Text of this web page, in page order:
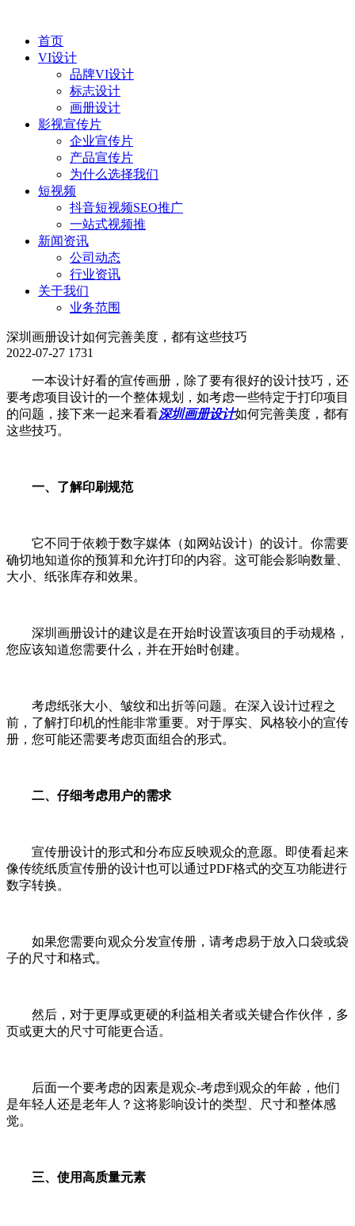
首页
VI设计
品牌VI设计
标志设计
画册设计
影视宣传片
企业宣传片
产品宣传片
为什么选择我们
短视频
抖音短视频SEO推广
一站式视频推
新闻资讯
公司动态
行业资讯
关于我们
业务范围
深圳画册设计如何完善美度，都有这些技巧
2022-07-27 1731
一本设计好看的宣传画册，除了要有很好的设计技巧，还
要考虑项目设计的一个整体规划，如考虑一些特定于打印项目
的问题，接下来一起来看看深圳画册设计如何完善美度，都有
这些技巧。
一、了解印刷规范
它不同于依赖于数字媒体（如网站设计）的设计。你需要
确切地知道你的预算和允许打印的内容。这可能会影响数量、
大小、纸张库存和效果。
深圳画册设计的建议是在开始时设置该项目的手动规格，
您应该知道您需要什么，并在开始时创建。
考虑纸张大小、皱纹和出折等问题。在深入设计过程之
前，了解打印机的性能非常重要。对于厚实、风格较小的宣传
册，您可能还需要考虑页面组合的形式。
二、仔细考虑用户的需求
宣传册设计的形式和分布应反映观众的意愿。即使看起来
像传统纸质宣传册的设计也可以通过PDF格式的交互功能进行
数字转换。
如果您需要向观众分发宣传册，请考虑易于放入口袋或袋
子的尺寸和格式。
然后，对于更厚或更硬的利益相关者或关键合作伙伴，多
页或更大的尺寸可能更合适。
后面一个要考虑的因素是观众-考虑到观众的年龄，他们
是年轻人还是老年人？这将影响设计的类型、尺寸和整体感
觉。
三、使用高质量元素